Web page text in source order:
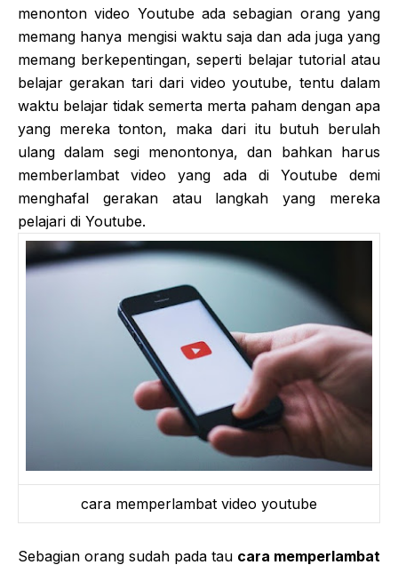
menonton video Youtube ada sebagian orang yang
memang hanya mengisi waktu saja dan ada juga yang
memang berkepentingan, seperti belajar tutorial atau
belajar gerakan tari dari video youtube, tentu dalam
waktu belajar tidak semerta merta paham dengan apa
yang mereka tonton, maka dari itu butuh berulah
ulang dalam segi menontonya, dan bahkan harus
memberlambat video yang ada di Youtube demi
menghafal gerakan atau langkah yang mereka
pelajari di Youtube.
cara memperlambat video youtube
Sebagian orang sudah pada tau cara memperlambat